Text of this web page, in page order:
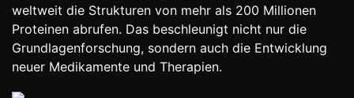
weltweit die Strukturen von mehr als 200 Millionen
Proteinen abrufen. Das beschleunigt nicht nur die
Grundlagenforschung, sondern auch die Entwicklung
neuer Medikamente und Therapien.